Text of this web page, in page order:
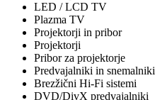
LED / LCD TV
Plazma TV
Projektorji in pribor
Projektorji
Pribor za projektorje
Predvajalniki in snemalniki
Brezžični Hi-Fi sistemi
DVD/DivX predvajalniki